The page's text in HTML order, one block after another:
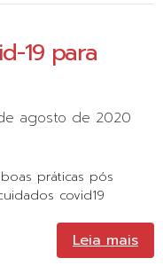
19 para
agosto de 2020
boas práticas pós
covid19
Leia mais